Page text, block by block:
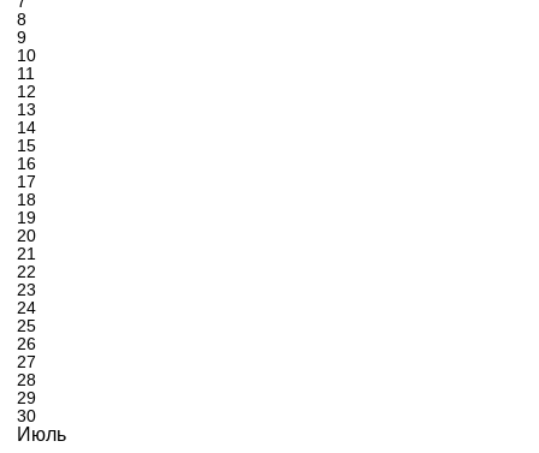
8
9
10
11
12
13
14
15
16
17
18
19
20
21
22
23
24
25
26
27
28
29
30
Июль